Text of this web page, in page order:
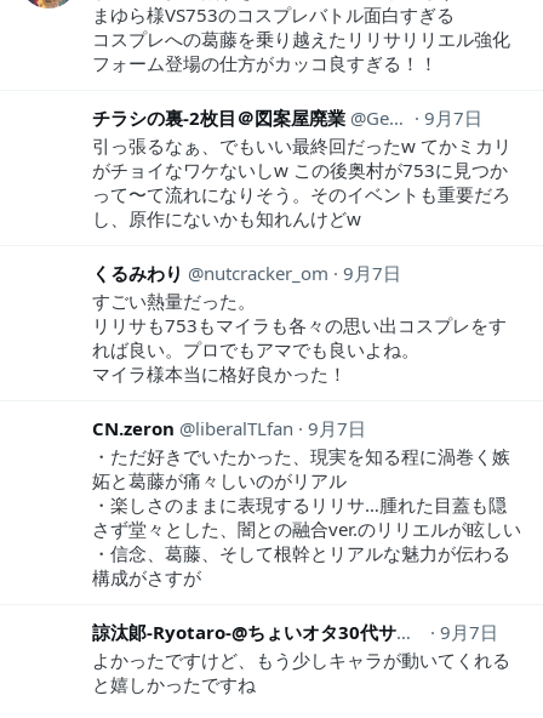
まゆら様VS753のコスプレバトル面白すぎる
コスプレへの葛藤を乗り越えたリリサリリエル強化
フォーム登場の仕方がカッコ良すぎる！！
チラシの裏-2枚目＠図案屋廃業 Geso_de_Nyoro
9月7日
引っ張るなぁ、でもいい最終回だったw てかミカリ
がチョイなワケないしw この後奥村が753に見つか
って〜て流れになりそう。そのイベントも重要だろ
し、原作にないかも知れんけどw
くるみわり nutcracker_om
9月7日
すごい熱量だった。
リリサも753もマイラも各々の思い出コスプレをす
れば良い。プロでもアマでも良いよね。
マイラ様本当に格好良かった！
CN.zeron liberalTLfan
9月7日
・ただ好きでいたかった、現実を知る程に渦巻く嫉
妬と葛藤が痛々しいのがリアル
・楽しさのままに表現するリリサ…腫れた目蓋も隠
さず堂々とした、闇との融合ver.のリリエルが眩しい
・信念、葛藤、そして根幹とリアルな魅力が伝わる
構成がさすが
諒汰郞-Ryotaro-@ちょいオタ30代サラリーマン
9月7日
よかったですけど、もう少しキャラが動いてくれる
と嬉しかったですね